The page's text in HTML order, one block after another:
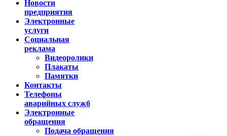
Новости
предприятия
Электронные
услуги
Социальная
реклама
Видеоролики
Плакаты
Памятки
Контакты
Телефоны
аварийных служб
Электронные
обращения
Подача обращения